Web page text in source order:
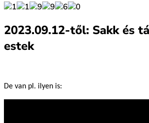
2023.09.12-től: Sakk és
estek
De van pl. ilyen is: